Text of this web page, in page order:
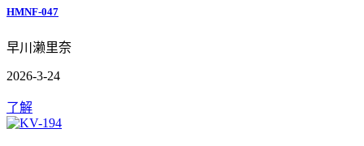
HMNF-047
早川濑里奈
2026-3-24
了解